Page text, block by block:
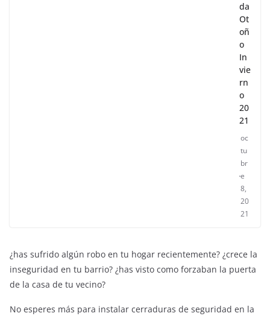
da
Ot
oñ
o
In
vie
rn
o
20
21
oc
tu
br
e
8,
20
21
¿has sufrido algún robo en tu hogar recientemente? ¿crece la
inseguridad en tu barrio? ¿has visto como forzaban la puerta
de la casa de tu vecino?
No esperes más para instalar cerraduras de seguridad en la